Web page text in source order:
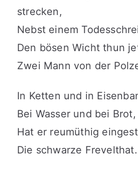
strecken,
Nebst einem
Den bösen Wicht thun
Zwei Mann von der
In Ketten und in
Bei Wasser und bei Brot,
Hat er reumüthig
Die schwarze Frevelthat.